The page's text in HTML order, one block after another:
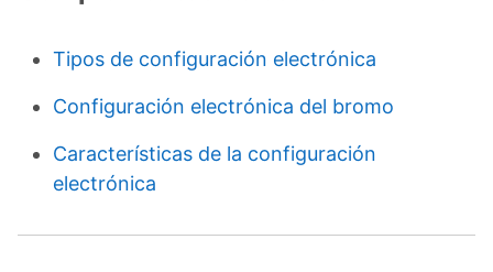
Tipos de configuración electrónica
Configuración electrónica del bromo
Características de la configuración
electrónica